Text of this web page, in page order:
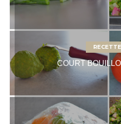
COURT